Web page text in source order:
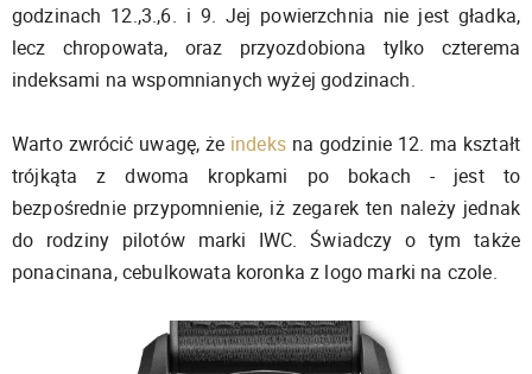
godzinach 12.,3.,6. i 9. Jej powierzchnia nie jest gładka,
lecz chropowata, oraz przyozdobiona tylko czterema
indeksami na wspomnianych wyżej godzinach.
Warto zwrócić uwagę, że indeksna godzinie 12. ma kształt
trójkąta z dwoma kropkami po bokach - jest to
bezpośrednie przypomnienie, iż zegarek ten należy jednak
do rodziny pilotów marki IWC. Świadczy o tym także
ponacinana, cebulkowata koronka z logo marki na czole.